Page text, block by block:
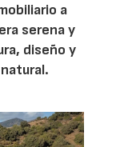
a
serena y
diseño y